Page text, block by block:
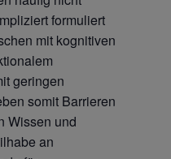
formuliert
mit kognitiven
geringen
somit Barrieren
Wissen und
an